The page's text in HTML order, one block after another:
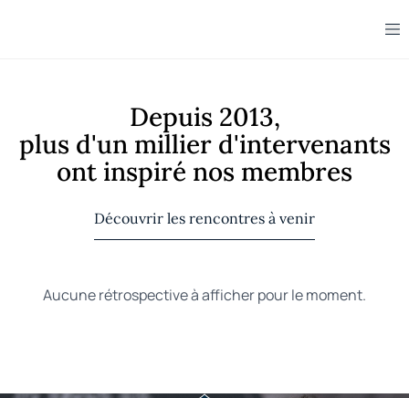
Depuis 2013,
plus d'un millier d'intervenants
ont inspiré nos membres
Découvrir les rencontres à venir
Aucune rétrospective à afficher pour le moment.